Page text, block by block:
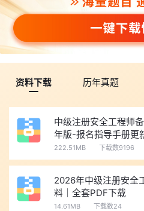
资料下载 历年真题
中级注册安全工程师
年版-报名指导手册更
222.51MB 下载数9196
2026年中级注册安全
料｜全套PDF下载
14.61MB 下载数24